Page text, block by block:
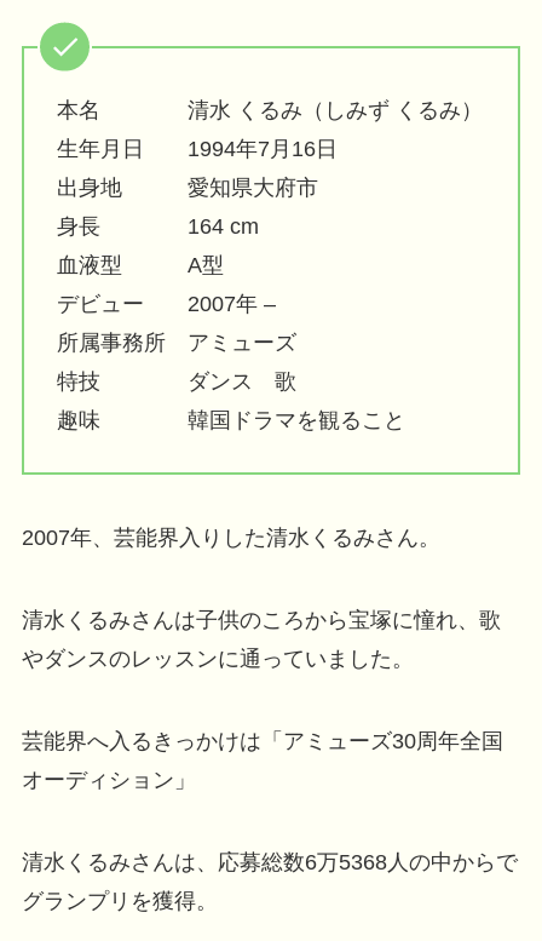
本名 清水 くるみ（しみず くるみ）
生年月日 1994年7月16日
出身地 愛知県大府市
身長 164 cm
血液型 A型
デビュー 2007年 –
所属事務所 アミューズ
特技 ダンス 歌
趣味 韓国ドラマを観ること
2007年、芸能界入りした清水くるみさん。
清水くるみさんは子供のころから宝塚に憧れ、歌
やダンスのレッスンに通っていました。
芸能界へ入るきっかけは「アミューズ30周年全国
オーディション」
清水くるみさんは、応募総数6万5368人の中からで
グランプリを獲得。